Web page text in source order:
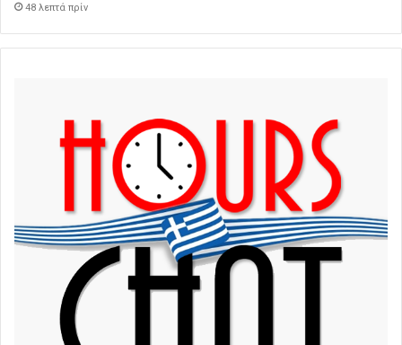
48 λεπτά πρίν